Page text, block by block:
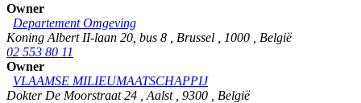
Owner
Departement Omgeving
Koning Albert II-laan 20, bus 8
Brussel 1000
België
02 553 80 11
Owner
VLAAMSE MILIEUMAATSCHAPPIJ
Dokter De Moorstraat 24
Aalst 9300
België